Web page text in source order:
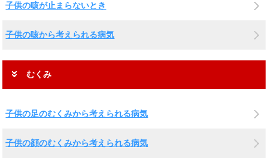
子供の咳が止まらないとき
子供の咳から考えられる病気
むくみ
子供の足のむくみから考えられる病気
子供の顔のむくみから考えられる病気